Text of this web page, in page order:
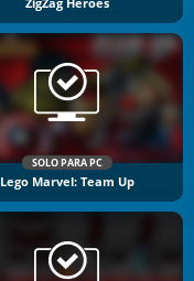
ZigZag Heroes
SOLO PARA PC
Lego Marvel: Team Up